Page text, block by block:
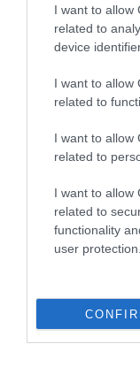
I want to allow
related to
device
I want to allow
related to
I want to allow
related to
I want to allow
related to
functionality
user protection.
LELKI